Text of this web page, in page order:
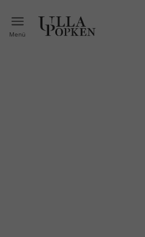
Menü